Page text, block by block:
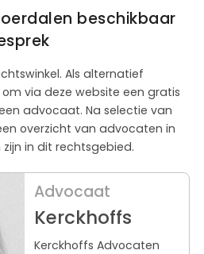
beschikbaar
Als alternatief
via deze website een gratis
advocaat. Na selectie van
overzicht van advocaten in
in dit rechtsgebied.
Advocaat
Kerckhoffs
Kerckhoffs Advocaten